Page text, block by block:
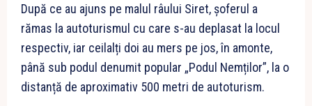
După ce au ajuns pe malul râului Siret, șoferul a
rămas la autoturismul cu care s-au deplasat la locul
respectiv, iar ceilalți doi au mers pe jos, în amonte,
până sub podul denumit popular „Podul Nemților”, la o
distanță de aproximativ 500 metri de autoturism.